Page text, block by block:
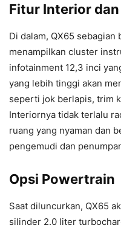
Fitur Interior
Di dalam, QX65 sebagian
menampilkan cluster
infotainment 12,3 inci
yang lebih tinggi akan
seperti jok berlapis, trim
Interiornya tidak terlalu
ruang yang nyaman dan
pengemudi dan
Opsi Powertrain
Saat diluncurkan, QX65
silinder 2.0 liter